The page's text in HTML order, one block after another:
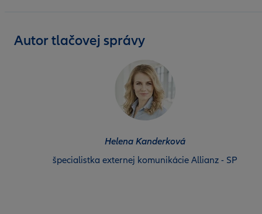
Autor tlačovej správy
Helena Kanderková
špecialistka externej komunikácie Allianz - SP